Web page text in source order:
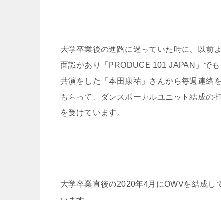
大学卒業後の進路に迷っていた時に、以前
面識があり「PRODUCE 101 JAPAN」でも
共演をした「本田康祐」さんから毎週連絡を
もらって、ダンスボーカルユニット結成の
を受けています。
大学卒業直後の2020年4月にOWVを結成し